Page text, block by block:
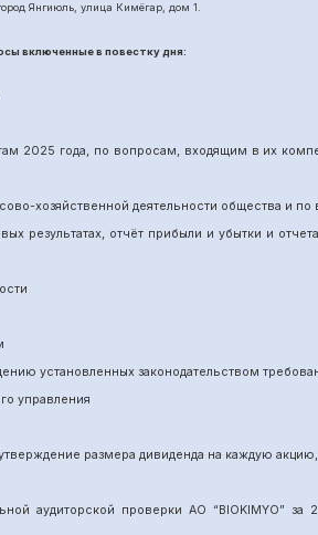
Янгиюль, улица Кимёгар, дом 1.
ы включенные в повестку дня:
2025 года, по вопросам, входящим в их
хозяйственной деятельности общества и
результатах, отчёт прибыли и убытки и
установленных законодательством
управления
размера дивиденда на каждую
аудиторской проверки АО “BIOKIMYO” за